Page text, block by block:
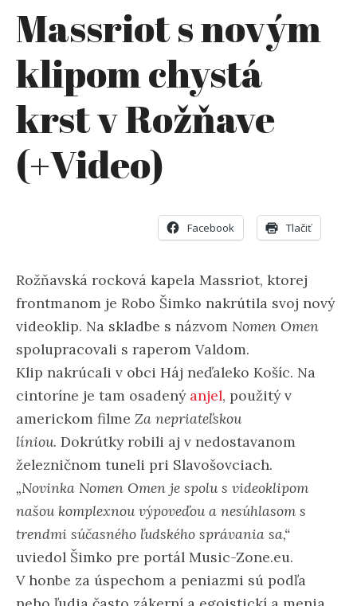
Massriot s novým
klipom chystá
krst v Rožňave
(+Video)
Facebook Tlačiť
Rožňavská rocková kapela Massriot, ktorej
frontmanom je Robo Šimko nakrútila svoj nový
videoklip. Na skladbe s názvom Nomen Omen
spolupracovali s raperom Valdom.
Klip nakrúcali v obci Háj neďaleko Košíc. Na
cintoríne je tam osadený anjel, použitý v
americkom filme Za nepriateľskou
líniou. Dokrútky robili aj v nedostavanom
železničnom tuneli pri Slavošovciach.
„Novinka Nomen Omen je spolu s videoklipom
našou komplexnou výpoveďou a nesúhlasom s
trendmi súčasného ľudského správania sa,“
uviedol Šimko pre portál Music-Zone.eu.
V honbe za úspechom a peniazmi sú podľa